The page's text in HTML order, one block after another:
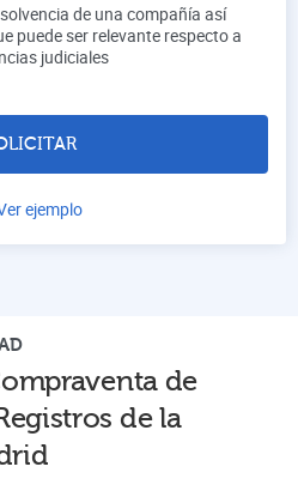
de una compañía así
puede ser relevante respecto a
judiciales
ejemplo
de
de la